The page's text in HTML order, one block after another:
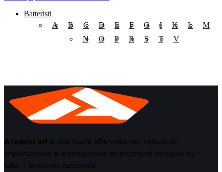
Batteristi
A
B C D E F G I K L
M
N
O P R S T V
Aramini srl è una realtà affermata nel settore di
importazione e distribuzione di strumenti musicali su
tutto il territorio nazionale.